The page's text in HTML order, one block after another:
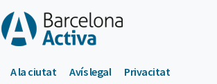
A la ciutat Avís legal Privacitat